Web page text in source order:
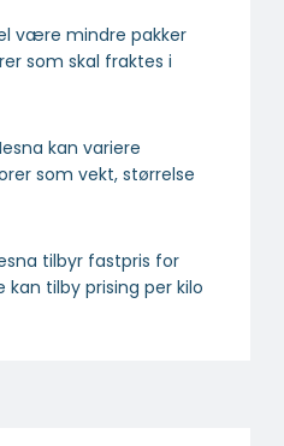
være mindre pakker
som skal fraktes i
kan variere
som vekt, størrelse
tilbyr fastpris for
kan tilby prising per kilo